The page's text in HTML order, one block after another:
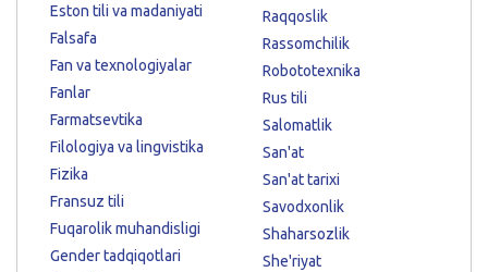
Eston tili va madaniyati
Falsafa
Fan va texnologiyalar
Fanlar
Farmatsevtika
Filologiya va lingvistika
Fizika
Fransuz tili
Fuqarolik muhandisligi
Gender tadqiqotlari
Raqqoslik
Rassomchilik
Robototexnika
Rus tili
Salomatlik
San'at
San'at tarixi
Savodxonlik
Shaharsozlik
She'riyat